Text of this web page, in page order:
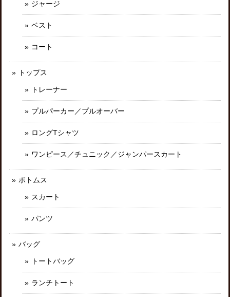
ジャージ
ベスト
コート
トップス
トレーナー
プルパーカー／プルオーバー
ロングTシャツ
ワンピース／チュニック／ジャンパースカート
ボトムス
スカート
パンツ
バッグ
トートバッグ
ランチトート